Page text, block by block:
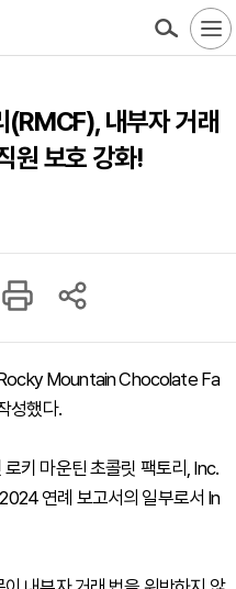
(RMCF), 내부자 거래
원 보호 강화!
Mountain Chocolate Fa
성했다.
키 마운틴 초콜릿 팩토리, Inc.
연례 보고서의 일부로서 In